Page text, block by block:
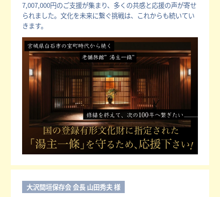
7,007,000円のご支援が集まり、多くの共感と応援の声が寄せ
られました。文化を未来に繋ぐ挑戦は、これからも続いてい
きます。
大沢間垣保存会 会長 山田秀夫 様